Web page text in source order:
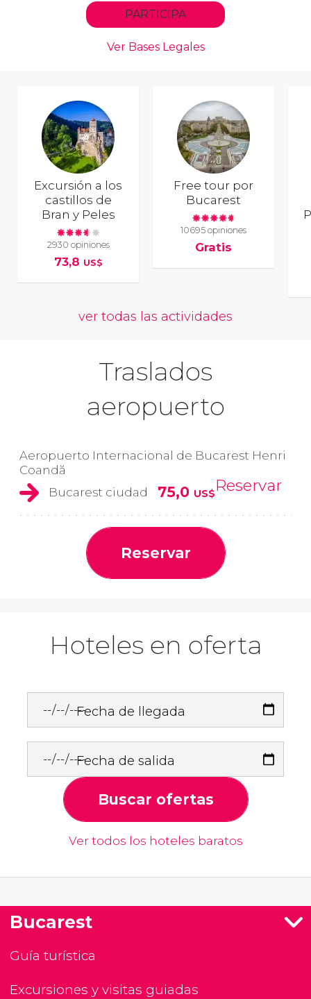
Excursión a los
castillos de
Bran y Peles
2930 opiniones
73,8 US$
Free tour por
Bucarest
10695 opiniones
Gratis
ver todas las actividades
Traslados
aeropuerto
Aeropuerto Internacional de Bucarest Henri
Coandă
Bucarest ciudad
75,0 US$Reservar
Reservar
Hoteles en oferta
Fecha de llegada
Fecha de salida
Buscar ofertas
Ver todos los hoteles baratos
Bucarest
Guía turística
Excursiones y visitas guiadas